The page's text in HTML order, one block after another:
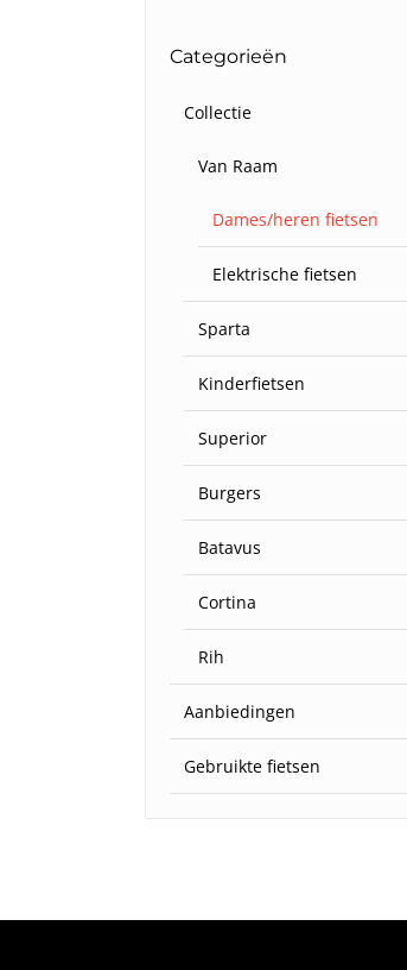
Categorieën
Collectie
Van Raam
Dames/heren fietsen
Elektrische fietsen
Sparta
Kinderfietsen
Superior
Burgers
Batavus
Cortina
Rih
Aanbiedingen
Gebruikte fietsen